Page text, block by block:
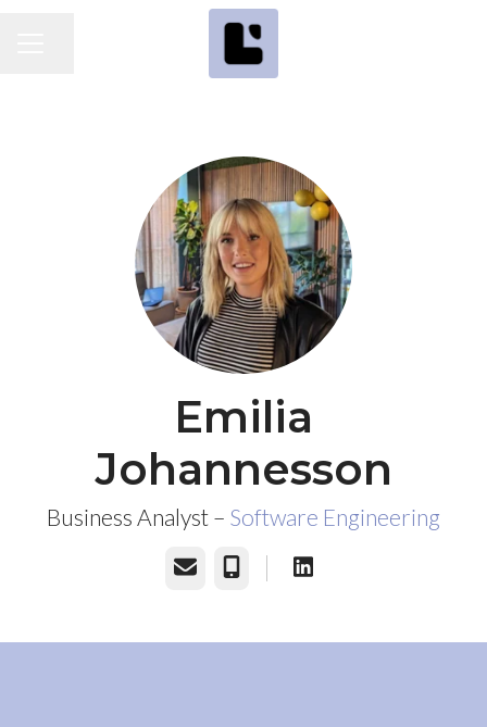
Emilia
Johannesson
Business Analyst – Software Engineering
E-post Telefon